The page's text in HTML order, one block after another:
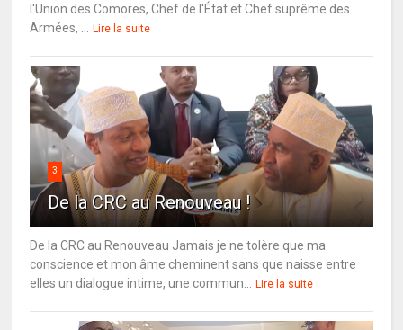
l'Union des Comores, Chef de l'État et Chef suprême des
Armées, ...
Lire la suite
3
De la CRC au Renouveau !
De la CRC au Renouveau Jamais je ne tolère que ma
conscience et mon âme cheminent sans que naisse entre
elles un dialogue intime, une commun...
Lire la suite